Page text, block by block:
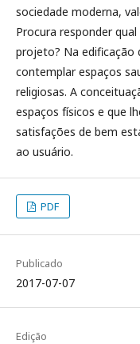
sociedade moderna,
Procura responder
projeto? Na edificação
contemplar espaços
religiosas. A
espaços físicos e que
satisfações de bem
ao usuário.
PDF
Publicado
2017-07-07
Edição